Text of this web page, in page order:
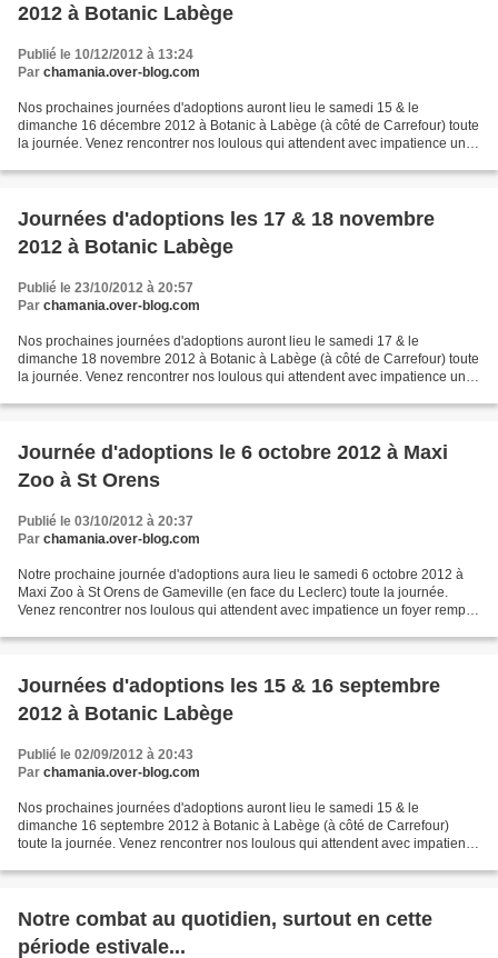
2012 à Botanic Labège
Publié le 10/12/2012 à 13:24
Par chamania.over-blog.com
Nos prochaines journées d'adoptions auront lieu le samedi 15 & le
dimanche 16 décembre 2012 à Botanic à Labège (à côté de Carrefour) toute
la journée. Venez rencontrer nos loulous qui attendent avec impatience un
Journées d'adoptions les 17 & 18 novembre
2012 à Botanic Labège
Publié le 23/10/2012 à 20:57
Par chamania.over-blog.com
Nos prochaines journées d'adoptions auront lieu le samedi 17 & le
dimanche 18 novembre 2012 à Botanic à Labège (à côté de Carrefour) toute
la journée. Venez rencontrer nos loulous qui attendent avec impatience un
Journée d'adoptions le 6 octobre 2012 à Maxi
Zoo à St Orens
Publié le 03/10/2012 à 20:37
Par chamania.over-blog.com
Notre prochaine journée d'adoptions aura lieu le samedi 6 octobre 2012 à
Maxi Zoo à St Orens de Gameville (en face du Leclerc) toute la journée.
Venez rencontrer nos loulous qui attendent avec impatience un foyer rempli
Journées d'adoptions les 15 & 16 septembre
2012 à Botanic Labège
Publié le 02/09/2012 à 20:43
Par chamania.over-blog.com
Nos prochaines journées d'adoptions auront lieu le samedi 15 & le
dimanche 16 septembre 2012 à Botanic à Labège (à côté de Carrefour)
toute la journée. Venez rencontrer nos loulous qui attendent avec impatience
Notre combat au quotidien, surtout en cette
période estivale...